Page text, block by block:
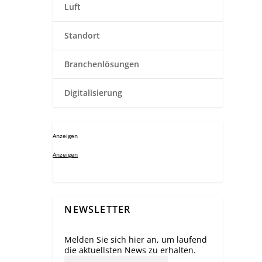
Luft
Standort
Branchenlösungen
Digitalisierung
Anzeigen
Anzeigen
NEWSLETTER
Melden Sie sich hier an, um laufend
die aktuellsten News zu erhalten.